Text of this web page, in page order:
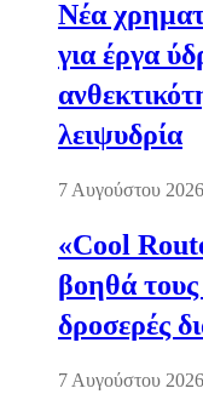
Νέα
για έργα
λειψυδρία
7 Αυγούστου 2026
«Cool
βοηθά τους
δροσερές
7 Αυγούστου 2026